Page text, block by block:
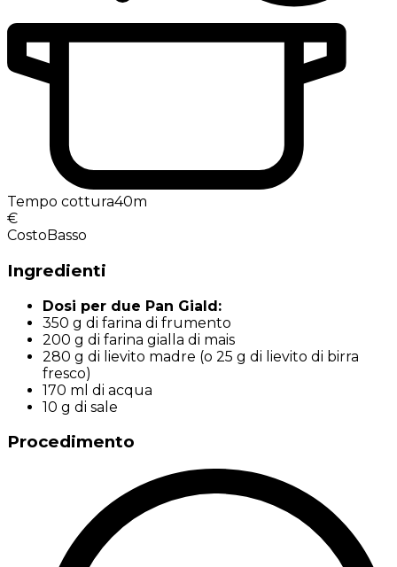
Tempo cottura40m
€
Costo Basso
Ingredienti
Dosi per due Pan Giald:
350 g di farina di frumento
200 g di farina gialla di mais
280 g di lievito madre (o 25 g di lievito di birra
fresco)
170 ml di acqua
10 g di sale
Procedimento